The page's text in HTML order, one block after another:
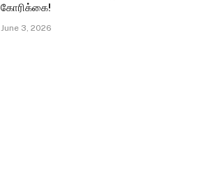
கோரிக்கை!
June 3, 2026